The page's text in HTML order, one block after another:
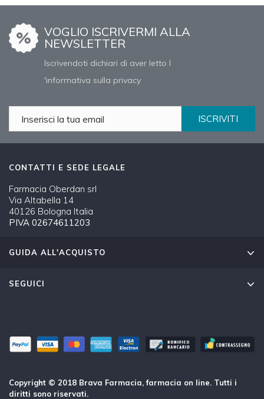
VOGLIO ISCRIVERMI ALLA
NEWSLETTER
Iscrivendoti dichiari di aver letto l
'informativa sulla privacy
ISCRIVITI
CONTATTI E SEDE LEGALE
Farmacia Oberdan srl
Via Altabella 14
40126 Bologna Italia
PIVA 02674611203
GUIDA ALL'ACQUISTO
SEGUICI
Copyright © 2018 Brava Farmacia, farmacia on line. Tutti i
diritti sono riservati.